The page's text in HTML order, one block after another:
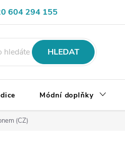
604 294 155
zboží
HLEDAT
Módní doplňky
(CZ)